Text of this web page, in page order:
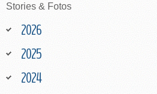
Stories & Fotos
2026
2025
2024